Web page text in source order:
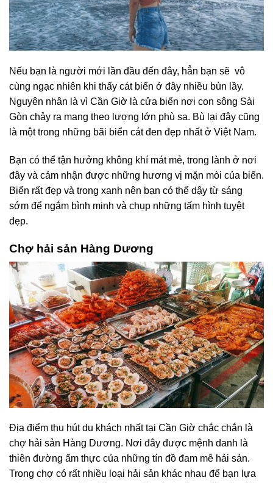
Nếu bạn là người mới lần đầu đến đây, hẳn bạn sẽ vô
cùng ngạc nhiên khi thấy cát biển ở đây nhiều bùn lầy.
Nguyên nhân là vì Cần Giờ là cửa biển nơi con sông Sài
Gòn chảy ra mang theo lượng lớn phù sa. Bù lại đây cũng
là một trong những bãi biển cát đen đẹp nhất ở Việt Nam.
Bạn có thể tận hưởng không khí mát mẻ, trong lành ở nơi
đây và cảm nhận được những hương vị mặn mòi của biển.
Biển rất đẹp và trong xanh nên bạn có thể dậy từ sáng
sớm để ngắm bình minh và chụp những tấm hình tuyệt
đẹp.
Chợ hải sản Hàng Dương
Địa điểm thu hút du khách nhất tại Cần Giờ chắc chắn là
chợ hải sản Hàng Dương. Nơi đây được mệnh danh là
thiên đường ẩm thực của những tín đồ đam mê hải sản.
Trong chợ có rất nhiều loại hải sản khác nhau để bạn lựa